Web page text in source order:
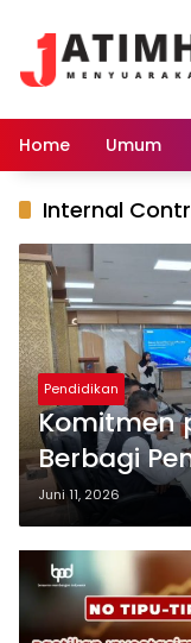
Home Umum
Internal
Pendidikan
Komitmen
Berbagi
kepada
Juni 11, 2026